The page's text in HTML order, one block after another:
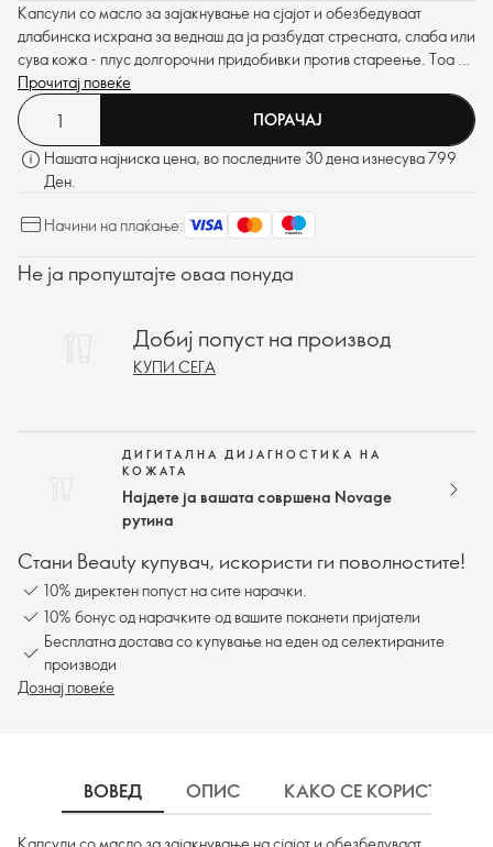
Капсули со масло за зајакнување на сјајот и обезбедуваат
длабинска исхрана за веднаш да ја разбудат стресната, слаба или
сува кожа - плус долгорочни придобивки против стареење. Тоа е
микроампулата, со мегавлијание.
Прочитај повеќе
ПОРАЧАЈ
Нашата најниска цена, во последните 30 дена изнесува 799
Ден.
Начини на плаќање:
Не ја пропуштајте оваа понуда
Добиј попуст на производ
КУПИ СЕГА
ДИГИТАЛНА ДИЈАГНОСТИКА НА
КОЖАТА
Најдете ја вашата совршена Novage
рутина
Стани Beauty купувач, искористи ги поволностите!
10% директен попуст на сите нарачки.
10% бонус од нарачките од вашите поканети пријатели
Бесплатна достава со купување на еден од селектираните
производи
Дознај повеќе
ВОВЕД ОПИС КАКО СЕ КОРИСТИ